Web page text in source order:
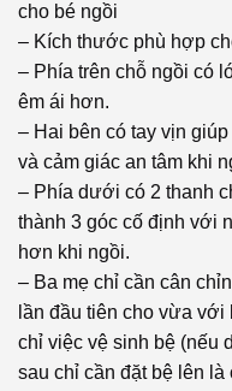
cho bé ngồi
– Kích thước phù hợp
– Phía trên chỗ ngồi có
êm ái hơn.
– Hai bên có tay vịn
và cảm giác an tâm khi
– Phía dưới có 2 thanh
thành 3 góc cố định với
hơn khi ngồi.
– Ba mẹ chỉ cần cân
lần đầu tiên cho vừa
chỉ việc vệ sinh bệ (nếu
sau chỉ cần đặt bệ lên